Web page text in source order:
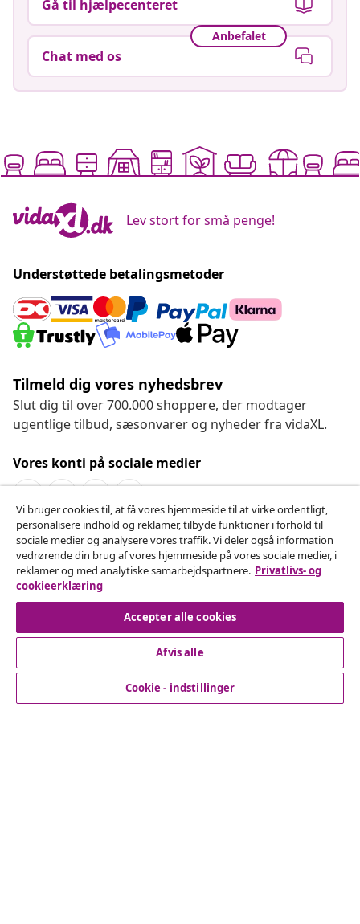
Gå til hjælpecenteret
Anbefalet
Chat med os
Lev stort for små penge!
Understøttede betalingsmetoder
Tilmeld dig vores nyhedsbrev
Slut dig til over 700.000 shoppere, der modtager
ugentlige tilbud, sæsonvarer og nyheder fra vidaXL.
Vores konti på sociale medier
Fortryd køb
Indsend en anmodning om at fortryde din ordre.
Fortryd køb
Kundeservice
Vi bruger cookies til, at få vores hjemmeside til at virke ordentligt,
personalisere indhold og reklamer, tilbyde funktioner i forhold til
sociale medier og analysere vores traffik. Vi deler også information
vedrørende din brug af vores hjemmeside på vores sociale medier, i
reklamer og med analytiske samarbejdspartnere. Privatlivs- og
cookieerklæring
Accepter alle cookies
Afvis alle
Cookie - indstillinger